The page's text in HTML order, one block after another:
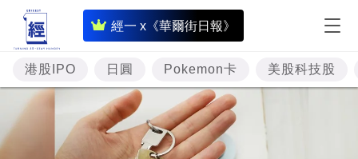
經一 x《華爾街日報》
即
時
財
經
專
題
港股IPO 日圓 Pokemon卡 美股科技股